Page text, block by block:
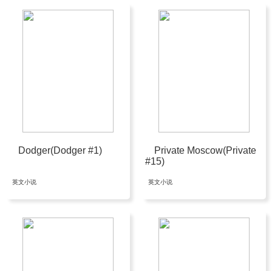
Dodger(Dodger #1)
英文小说
Private Moscow(Private
#15)
英文小说